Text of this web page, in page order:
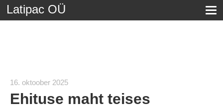
Latipac OÜ
16. oktoober 2025
Ehituse maht teises